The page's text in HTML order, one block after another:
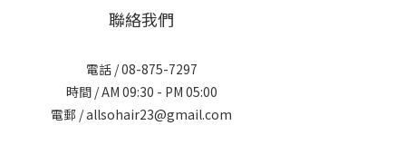
聯絡我們
電話 / 08-875-7297
時間 / AM 09:30 - PM 05:00
電郵 / allsohair23@gmail.com